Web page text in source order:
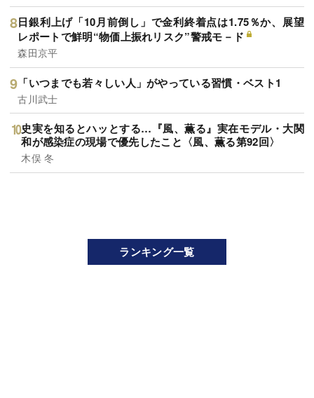
日銀利上げ「10月前倒し」で金利終着点は1.75％か、展望
レポートで鮮明“物価上振れリスク”警戒モ－ド
森田京平
「いつまでも若々しい人」がやっている習慣・ベスト1
古川武士
史実を知るとハッとする…『風、薫る』実在モデル・大関
和が感染症の現場で優先したこと〈風、薫る第92回〉
木俣 冬
ランキング一覧